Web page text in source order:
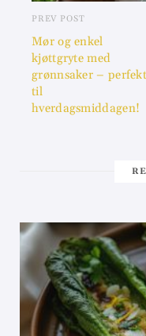
PREV POST
Mør og enkel
kjøttgryte med
grønnsaker – perfekt
til
hverdagsmiddagen!